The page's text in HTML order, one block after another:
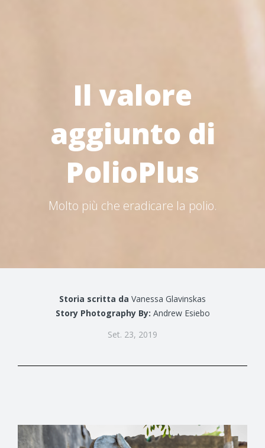
Il valore
aggiunto di
PolioPlus
Molto più che eradicare la polio.
Storia scritta da Vanessa Glavinskas
Story Photography By: Andrew Esiebo
Set. 23, 2019